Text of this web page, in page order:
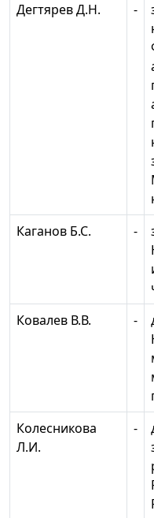
Дегтярев Д.Н.
-
Каганов Б.С.
-
Ковалев В.В.
-
Колесникова
Л.И.
-